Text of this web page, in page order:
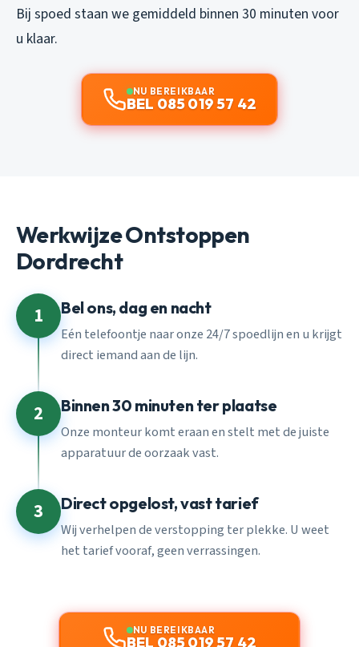
Bij spoed staan we gemiddeld binnen 30 minuten voor
u klaar.
NU BEREIKBAAR
BEL 085 019 57 42
Werkwijze Ontstoppen
Dordrecht
1 Bel ons, dag en nacht
Eén telefoontje naar onze 24/7 spoedlijn en u krijgt
direct iemand aan de lijn.
2 Binnen 30 minuten ter plaatse
Onze monteur komt eraan en stelt met de juiste
apparatuur de oorzaak vast.
3 Direct opgelost, vast tarief
Wij verhelpen de verstopping ter plekke. U weet
het tarief vooraf, geen verrassingen.
NU BEREIKBAAR
BEL 085 019 57 42